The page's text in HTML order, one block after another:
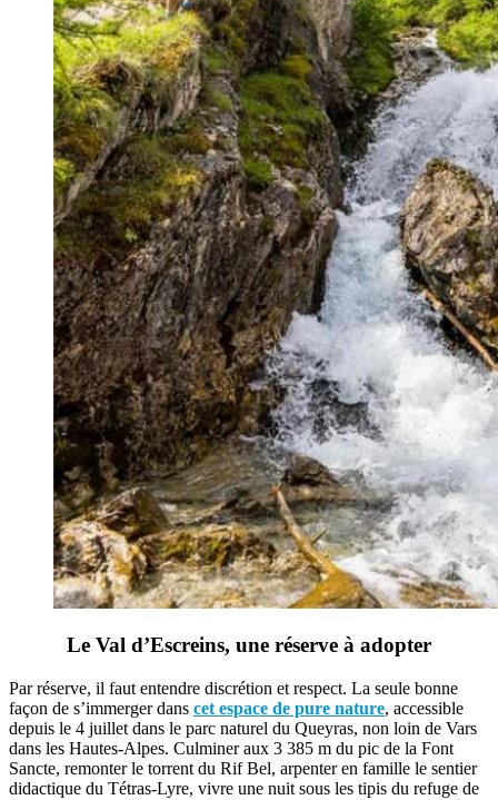
Le Val d’Escreins, une réserve à adopter
Par réserve, il faut entendre discrétion et respect. La seule bonne
façon de s’immerger dans cet espace de pure nature, accessible
depuis le 4 juillet dans le parc naturel du Queyras, non loin de Vars
dans les Hautes-Alpes. Culminer aux 3 385 m du pic de la Font
Sancte, remonter le torrent du Rif Bel, arpenter en famille le sentier
didactique du Tétras-Lyre, vivre une nuit sous les tipis du refuge de